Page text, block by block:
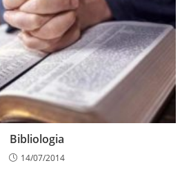
Bibliologia
14/07/2014